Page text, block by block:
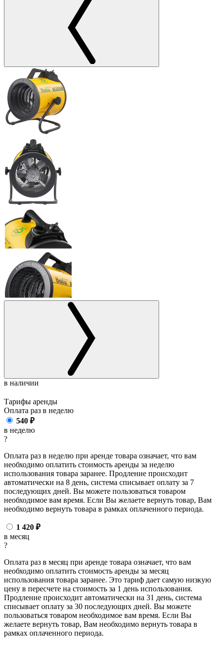
в наличии
Тарифы аренды
Оплата раз в неделю
540 ₽
в неделю
?
Оплата раз в неделю при аренде товара означает, что вам
необходимо оплатить стоимость аренды за неделю
использования товара заранее. Продление происходит
автоматически на 8 день, система списывает оплату за 7
последующих дней. Вы можете пользоваться товаром
необходимое вам время. Если Вы желаете вернуть товар, Вам
необходимо вернуть товара в рамках оплаченного периода.
1 420 ₽
в месяц
?
Оплата раз в месяц при аренде товара означает, что вам
необходимо оплатить стоимость аренды за месяц
использования товара заранее. Это тариф дает самую низкую
цену в пересчете на стоимость за 1 день использования.
Продление происходит автоматически на 31 день, система
списывает оплату за 30 последующих дней. Вы можете
пользоваться товаром необходимое вам время. Если Вы
желаете вернуть товар, Вам необходимо вернуть товара в
рамках оплаченного периода.